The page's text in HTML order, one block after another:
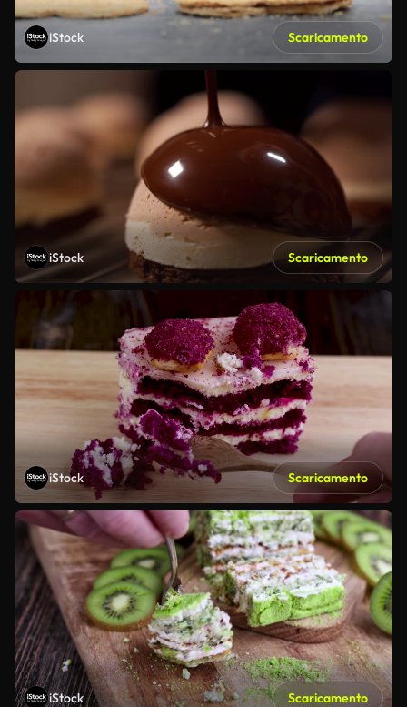
iStock Scaricamento
iStock Scaricamento
iStock Scaricamento
iStock Scaricamento